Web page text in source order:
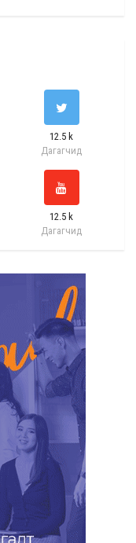
12.5 k
Дагагчид
12.5 k
Дагагчид